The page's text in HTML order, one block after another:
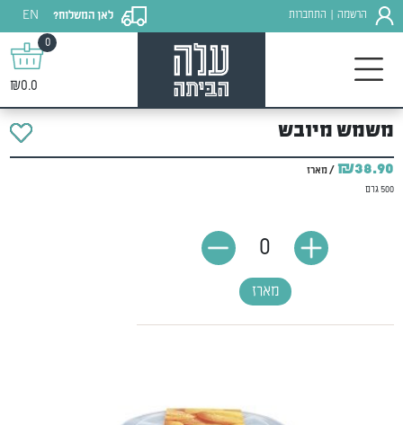
הרשמה התחברות לאן המשלוח?
EN
0
₪0.0
משמש מיובש
₪38.90 / מארז
500 גרם
מארז
0